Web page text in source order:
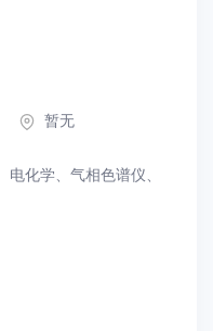
暂无
电化学、 气相色谱仪、